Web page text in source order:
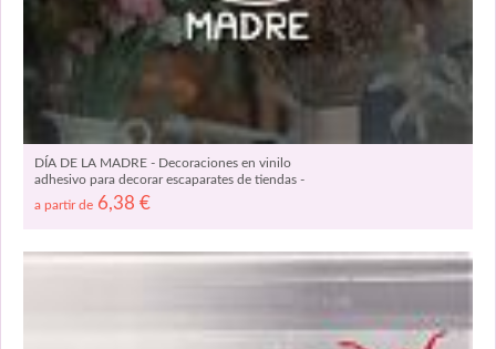
DÍA DE LA MADRE - Decoraciones en vinilo
adhesivo para decorar escaparates de tiendas -
Compra Vinilos dia de la madre 08627
a partir de 6,38 €